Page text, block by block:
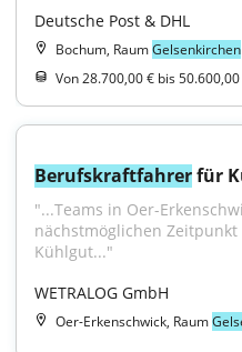
Deutsche Post & DHL
Bochum, RaumGelsenkirchen
Von 28.700,00 € bis
Berufskraftfahrer für
"...Teams in Oer-
nächstmöglichen Zeitpunkt
Kühlgut..."
WETRALOG GmbH
Oer-Erkenschwick, Raum